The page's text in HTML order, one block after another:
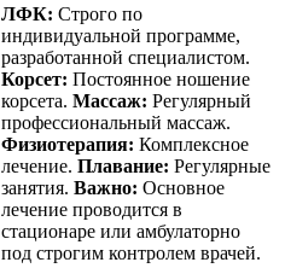
ЛФК: Строго по
индивидуальной программе,
разработанной специалистом.
Корсет: Постоянное ношение
корсета. Массаж: Регулярный
профессиональный массаж.
Физиотерапия: Комплексное
лечение. Плавание: Регулярные
занятия. Важно: Основное
лечение проводится в
стационаре или амбулаторно
под строгим контролем врачей.